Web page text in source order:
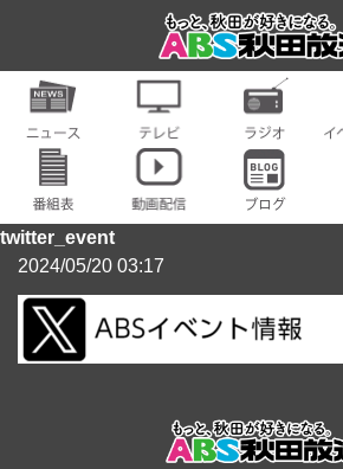
twitter_event
2024/05/20 03:17